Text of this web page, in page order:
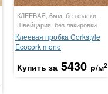
КЛЕЕВАЯ, 6мм, без фаски,
Швейцария, без лакировки
Клеевая пробка Corkstyle
Ecocork mono
Купить за 5430 р/м2